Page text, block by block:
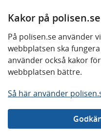
Kakor på polisen.se
På polisen.se använder
webbplatsen ska
använder också kakor
webbplatsen bättre.
Så här använder